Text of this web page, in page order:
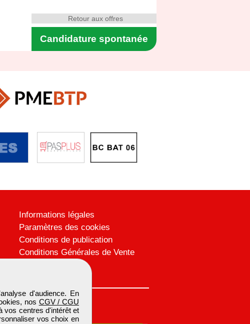
Candidature spontanée
Retour aux offres
d'audience. En
nos CGV / CGU
vos centres d'intérêt et
vos choix en
Informations légales
Paramètres des cookies
Conditions de publication
Conditions Générales de Vente